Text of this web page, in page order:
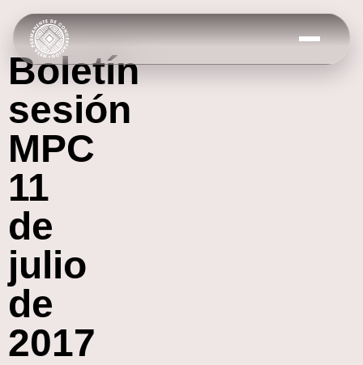
Boletín
sesión
MPC
11
de
julio
de
2017